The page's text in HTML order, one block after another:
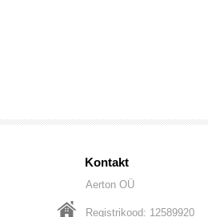
Kontakt
Aerton OÜ
Registrikood: 12589920